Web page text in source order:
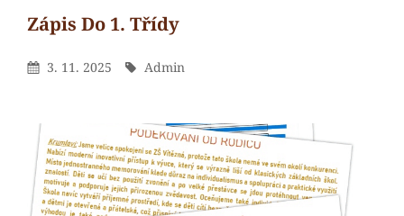
Zápis Do 1. Třídy
By Posted
3. 11. 2025 By
Admin